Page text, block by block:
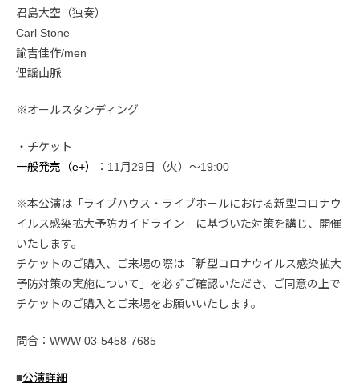
君島大空（独奏）
Carl Stone
諭吉佳作/men
俚謡山脈
※オールスタンディング
・チケット
一般発売（e+）
：11月29日（火）〜19:00
※本公演は「ライブハウス・ライブホールにおける新型コロナウ
イルス感染拡大予防ガイドライン」に基づいた対策を講じ、開催
いたします。
チケットのご購入、ご来場の際は「新型コロナウイルス感染拡大
予防対策の実施について」を必ずご確認いただき、ご同意の上で
チケットのご購入とご来場をお願いいたします。
問合：WWW 03-5458-7685
■公演詳細